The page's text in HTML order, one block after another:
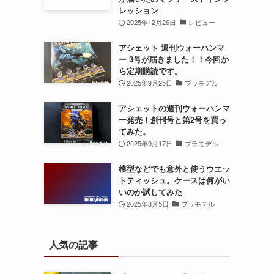
レッション
2025年12月26日 レビュー
アシェット 週刊ウォーハンマ
ー 3号が届きました！！今回か
ら定期購読です。
2025年9月25日 プラモデル
アシェットの週刊ウォーハンマ
ー発売！創刊号と第2号を買っ
てみた。
2025年9月17日 プラモデル
模型などでも意外と使うウエッ
トティッシュ。ケースは何がい
いのか試してみた
2025年8月5日 プラモデル
人気の記事